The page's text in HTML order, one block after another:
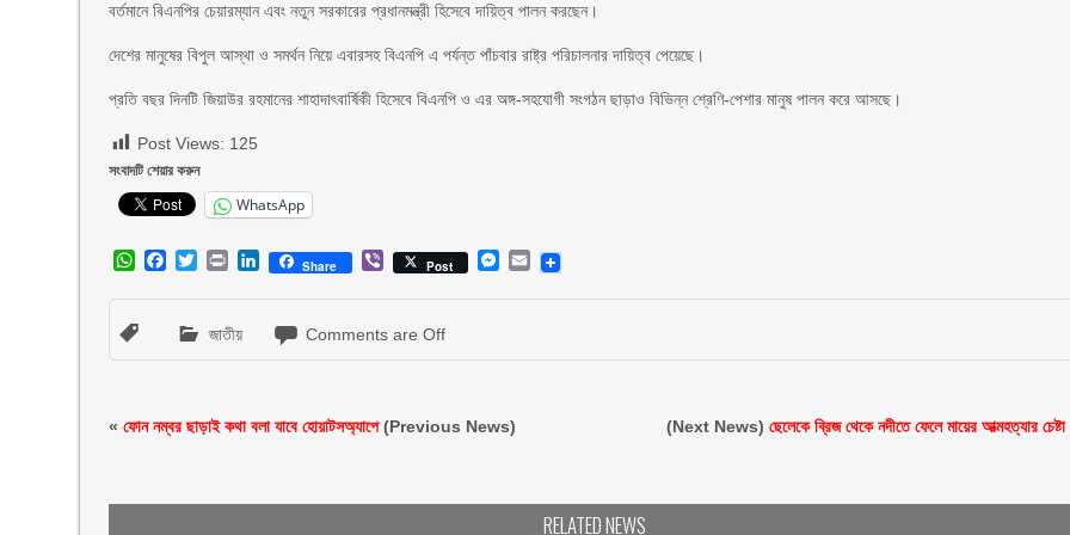
বর্তমানে বিএনপির চেয়ারম্যান এবং নতুন সরকারের প্রধানমন্ত্রী হিসেবে দায়িত্ব পালন করছেন।
দেশের মানুষের বিপুল আস্থা ও সমর্থন নিয়ে এবারসহ বিএনপি এ পর্যন্ত পাঁচবার রাষ্ট্র পরিচালনার দায়িত্ব পেয়েছে।
প্রতি বছর দিনটি জিয়াউর রহমানের শাহাদাৎবার্ষিকী হিসেবে বিএনপি ও এর অঙ্গ-সহযোগী সংগঠন ছাড়াও বিভিন্ন শ্রেণি-পেশার মানুষ পালন করে আসছে।
Post Views: 125
সংবাদটি শেয়ার করুন
WhatsApp
WhatsApp
Facebook
Twitter
Print LinkedIn
Share ViberPost Messenger
Email
জাতীয় Comments are Off
«ফোন নম্বর ছাড়াই কথা বলা যাবে হোয়াটসঅ্যাপে(Previous News) (Next News)ছেলেকে ব্রিজ থেকে নদীতে ফেলে মায়ের আত্মহত্যার চেষ্টা
RELATED NEWS